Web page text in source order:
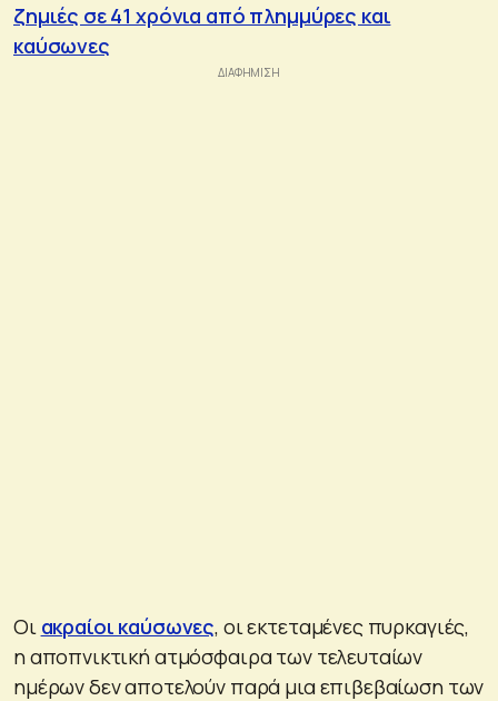
ζημιές σε 41 χρόνια από πλημμύρες και
καύσωνες
Οι ακραίοι καύσωνες, οι εκτεταμένες πυρκαγιές,
η αποπνικτική ατμόσφαιρα των τελευταίων
ημέρων δεν αποτελούν παρά μια επιβεβαίωση των